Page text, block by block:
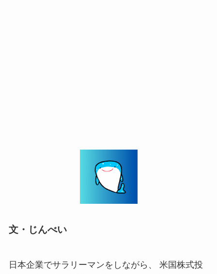
文・じんべい
日本企業でサラリーマンをしながら、 米国株式投